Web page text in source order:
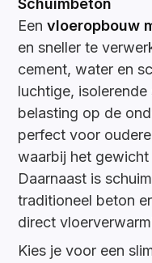
Schuimbeton
Eenvloeropbouw
en sneller te
cement, water en
luchtige,
belasting op de
perfect voor
waarbij het
Daarnaast is
traditioneel beton
direct
Kies je voor een